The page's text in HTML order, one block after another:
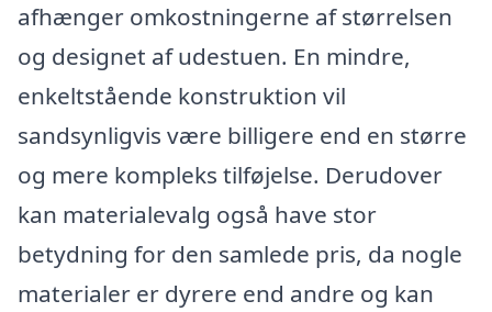
afhænger omkostningerne af størrelsen
og designet af udestuen. En mindre,
enkeltstående konstruktion vil
sandsynligvis være billigere end en større
og mere kompleks tilføjelse. Derudover
kan materialevalg også have stor
betydning for den samlede pris, da nogle
materialer er dyrere end andre og kan